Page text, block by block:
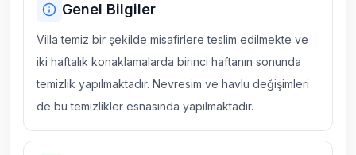
Genel Bilgiler
Villa temiz bir şekilde misafirlere teslim edilmekte ve
iki haftalık konaklamalarda birinci haftanın sonunda
temizlik yapılmaktadır. Nevresim ve havlu değişimleri
de bu temizlikler esnasında yapılmaktadır.